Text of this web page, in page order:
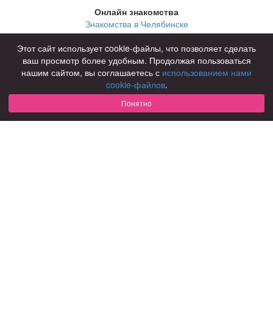
Онлайн знакомства
Знакомства в Челябинске
Знакомства в Омске
Знакомства в Нижнем Новгороде
Для чего
для брака и создания семьи
для любви и с/о
для дружбы
Этот сайт использует cookie-файлы, что позволяет сделать
ваш просмотр более удобным. Продолжая пользоваться
нашим сайтом, вы соглашаетесь с использованием нами
cookie-файлов.
Понятно